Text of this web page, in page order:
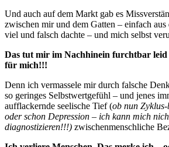
Und auch auf dem Markt gab es
zwischen mir und dem Gatten – einfach
viel und falsch dachte – und mich selbst
Das tut mir im Nachhinein furchtbar leid
für mich!!!
Denn ich vermassele mir durch falsche
so geringes Selbstwertgefühl – und jenes
aufflackernde seelische Tief (ob nun
oder schon Depression – ich kann mich
diagnostizieren!!!) zwischenmenschliche